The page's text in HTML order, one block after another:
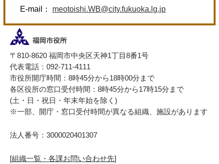
E-mail： meotoishi.WB@city.fukuoka.lg.jp
〒810-8620 福岡市中央区天神1丁目8番1号
代表電話：092-711-4111
市役所開庁時間：8時45分から18時00分まで
各区役所の窓口受付時間：8時45分から17時15分まで
(土・日・祝日・年末年始を除く)
※一部、開庁・窓口受付時間が異なる組織、施設があります
法人番号：3000020401307
[組織一覧・各課お問い合わせ先]